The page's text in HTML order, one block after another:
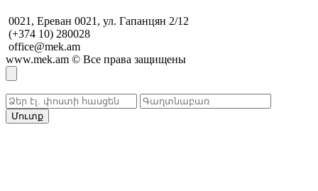
0021, Ереван 0021, ул. Гапанцян 2/12
(+374 10) 280028
office@mek.am
www.mek.am © Все права защищены
Մուտք